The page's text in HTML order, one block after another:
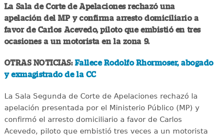
La Sala de Corte de Apelaciones rechazó una
apelación del MP y confirma arresto domiciliario a
favor de Carlos Acevedo, piloto que embistió en tres
ocasiones a un motorista en la zona 9.
OTRAS NOTICIAS: Fallece Rodolfo Rhormoser, abogado
y exmagistrado de la CC
La Sala Segunda de Corte de Apelaciones rechazó la
apelación presentada por el Ministerio Público (MP) y
confirmó el arresto domiciliario a favor de Carlos
Acevedo, piloto que embistió tres veces a un motorista